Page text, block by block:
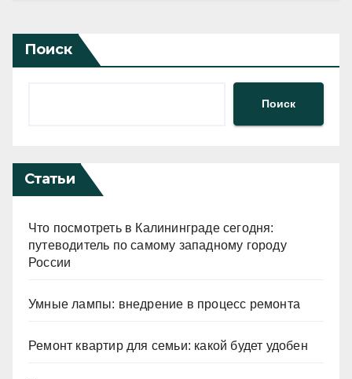
Поиск
Поиск
Статьи
Что посмотреть в Калининграде сегодня:
путеводитель по самому западному городу
России
Умные лампы: внедрение в процесс ремонта
Ремонт квартир для семьи: какой будет удобен